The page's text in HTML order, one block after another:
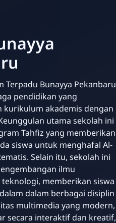
Terpadu Bunayya Pekanbaru
pendidikan yang
kurikulum akademis dengan
utama sekolah ini
Tahfiz yang memberikan
siswa untuk menghafal Al-
Selain itu, sekolah ini
ilmu
memberikan siswa
dalam berbagai disiplin
multimedia yang modern,
secara interaktif dan kreatif,